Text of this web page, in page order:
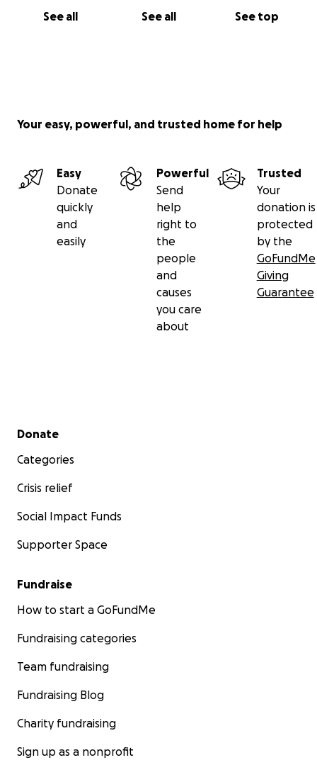
See all See all See top
Your easy, powerful, and trusted home for help
Easy
Donate
quickly
and
easily
Powerful
Send
help
right to
the
people
and
causes
you care
about
Trusted
Your
donation is
protected
by the
GoFundMe
Giving
Guarantee
Secondary menu
Donate
Categories
Crisis relief
Social Impact Funds
Supporter Space
Fundraise
How to start a GoFundMe
Fundraising categories
Team fundraising
Fundraising Blog
Charity fundraising
Sign up as a nonprofit